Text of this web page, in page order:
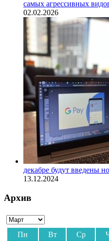
самых агрессивных
02.02.2026
декабре будут введены
13.12.2024
Архив
Пн Вт Ср